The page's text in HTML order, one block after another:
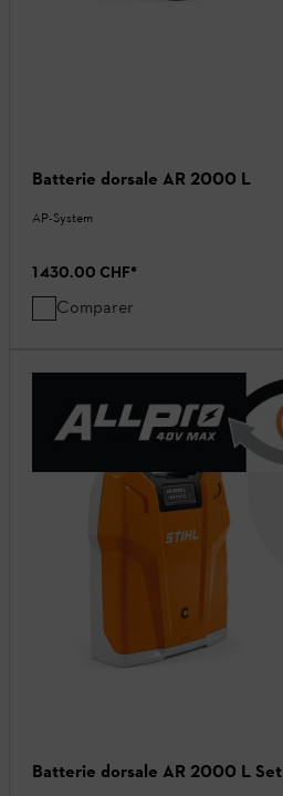
Batterie dorsale AR 2000 L
AP-System
1 430.00 CHF*
Comparer
Batterie dorsale AR 2000 L Set